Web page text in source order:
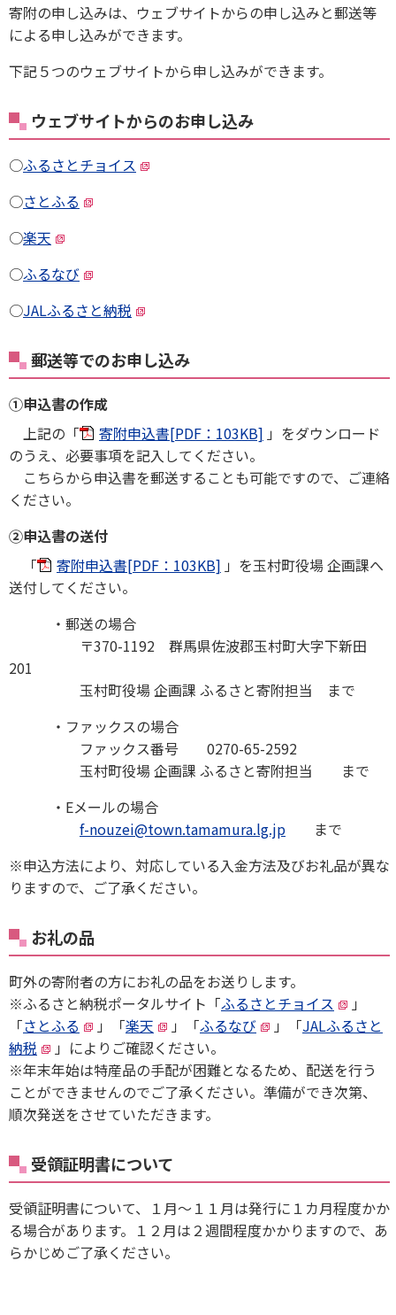
寄附の申し込みは、ウェブサイトからの申し込みと郵送等
による申し込みができます。
下記５つのウェブサイトから申し込みができます。
ウェブサイトからのお申し込み
○ふるさとチョイス
○さとふる
○楽天
○ふるなび
○JALふるさと納税
郵送等でのお申し込み
①申込書の作成
上記の「
寄附申込書[PDF：103KB] 」をダウンロード
のうえ、必要事項を記入してください。
こちらから申込書を郵送することも可能ですので、ご連絡
ください。
②申込書の送付
「
寄附申込書[PDF：103KB] 」を玉村町役場 企画課へ
送付してください。
・郵送の場合
〒370-1192 群馬県佐波郡玉村町大字下新田
201
玉村町役場 企画課 ふるさと寄附担当 まで
・ファックスの場合
ファックス番号 0270-65-2592
玉村町役場 企画課 ふるさと寄附担当 まで
・Eメールの場合
f-nouzei@town.tamamura.lg.jp まで
※申込方法により、対応している入金方法及びお礼品が異な
りますので、ご了承ください。
お礼の品
町外の寄附者の方にお礼の品をお送りします。
※ふるさと納税ポータルサイト「ふるさとチョイス
」
「さとふる 」「楽天 」「ふるなび 」「JALふるさと
納税
」によりご確認ください。
※年末年始は特産品の手配が困難となるため、配送を行う
ことができませんのでご了承ください。準備ができ次第、
順次発送をさせていただきます。
受領証明書について
受領証明書について、１月～１１月は発行に１カ月程度かか
る場合があります。１２月は２週間程度かかりますので、あ
らかじめご了承ください。